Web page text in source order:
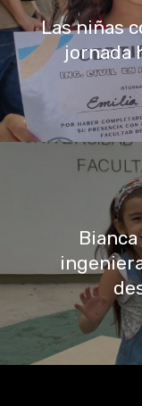
Las niñas
jornada